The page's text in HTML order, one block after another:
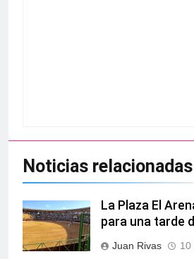
Noticias relacionadas
La Plaza El
para una tarde
Juan Rivas 10